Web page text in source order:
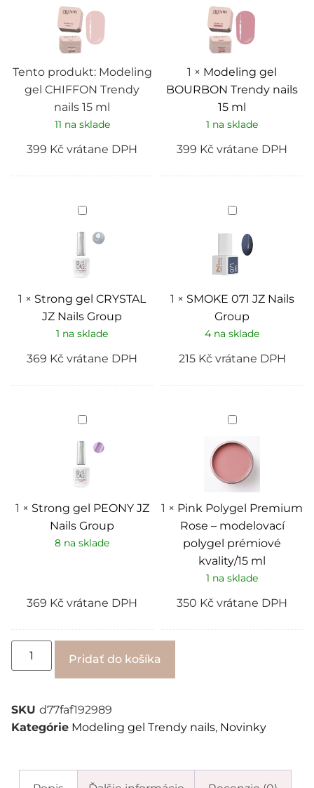
Trendy
nails
15
ml
Tento produkt: Modeling
gel CHIFFON Trendy
nails 15 ml
11 na sklade
399 Kč vrátane DPH
Trendy
nails
15
ml
1 × Modeling gel
BOURBON Trendy nails
15 ml
1 na sklade
399 Kč vrátane DPH
Strong
gel
CRYSTAL
JZ
Nails
Group
1 × Strong gel CRYSTAL
JZ Nails Group
1 na sklade
369 Kč vrátane DPH
SMOKE
071
JZ
Nails
Group
1 × SMOKE 071 JZ Nails
Group
4 na sklade
215 Kč vrátane DPH
Strong
gel
PEONY
JZ
Nails
Group
1 × Strong gel PEONY JZ
Nails Group
8 na sklade
369 Kč vrátane DPH
Pink
Polygel
Premium
Rose
modelovací
polygel
prémiové
kvality/15
ml
1 × Pink Polygel Premium
Rose – modelovací
polygel prémiové
kvality/15 ml
1 na sklade
350 Kč vrátane DPH
Pridať do košíka
SKU d77faf192989
Kategórie Modeling gel Trendy nails, Novinky